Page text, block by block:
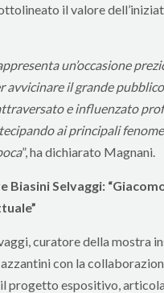
il valore
un’occasione
avvicinare il grande pubblico
e influenzato
ai principali
”, ha dichiarato Magnani.
Biasini Selvaggi:
curatore della mostra
con la
progetto espositivo,